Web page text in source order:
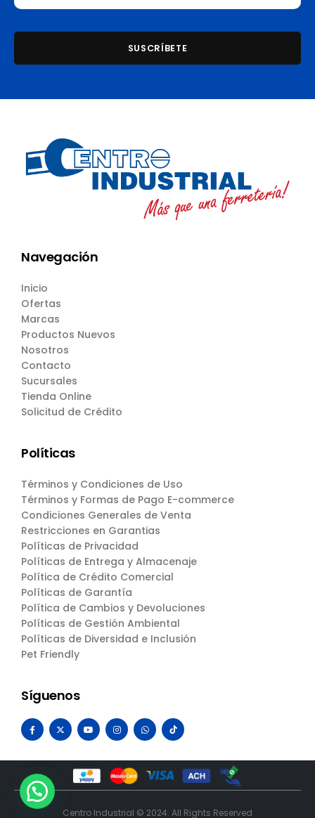
Navegación
Inicio
Ofertas
Marcas
Productos Nuevos
Nosotros
Contacto
Sucursales
Tienda Online
Solicitud de Crédito
Políticas
Términos y Condiciones de Uso
Términos y Formas de Pago E-commerce
Condiciones Generales de Venta
Restricciones en Garantias
Políticas de Privacidad
Políticas de Entrega y Almacenaje
Política de Crédito Comercial
Políticas de Garantía
Política de Cambios y Devoluciones
Políticas de Gestión Ambiental
Políticas de Diversidad e Inclusión
Pet Friendly
Síguenos
Centro Industrial © 2024. All Rights Reserved